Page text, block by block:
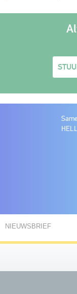
NIEUWSBRIEF
Om aan te melden